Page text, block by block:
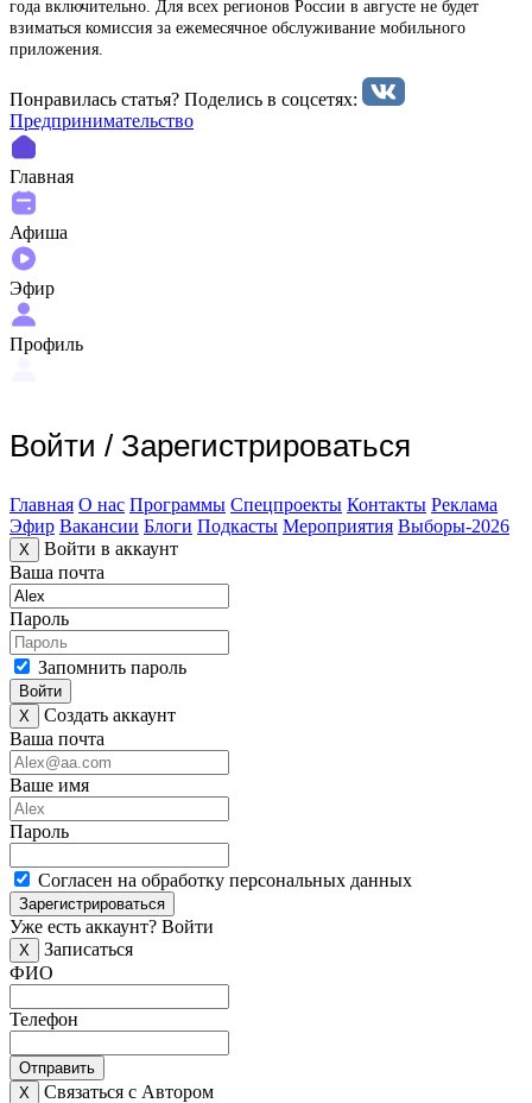
года включительно. Для всех регионов России в августе не будет
взиматься комиссия за ежемесячное обслуживание мобильного
приложения.
Понравилась статья? Поделиcь в соцсетях:
Предпринимательство
Главная
Афиша
Эфир
Профиль
Войти / Зарегистрироваться
Главная О нас Программы Спецпроекты Контакты Реклама
Эфир Вакансии Блоги Подкасты Мероприятия Выборы-2026
X
Войти в аккаунт
Ваша почта
Пароль
Запомнить пароль
Войти
X
Создать аккаунт
Ваша почта
Ваше имя
Пароль
Согласен на обработку персональных данных
Зарегистрироваться
Уже есть аккаунт? Войти
X
Записаться
ФИО
Телефон
Отправить
X
Связаться с Автором